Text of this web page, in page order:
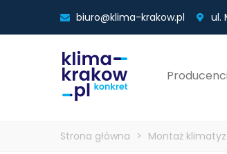
biuro@klima-krakow.pl ul.
Producenci
Strona główna > Montaż